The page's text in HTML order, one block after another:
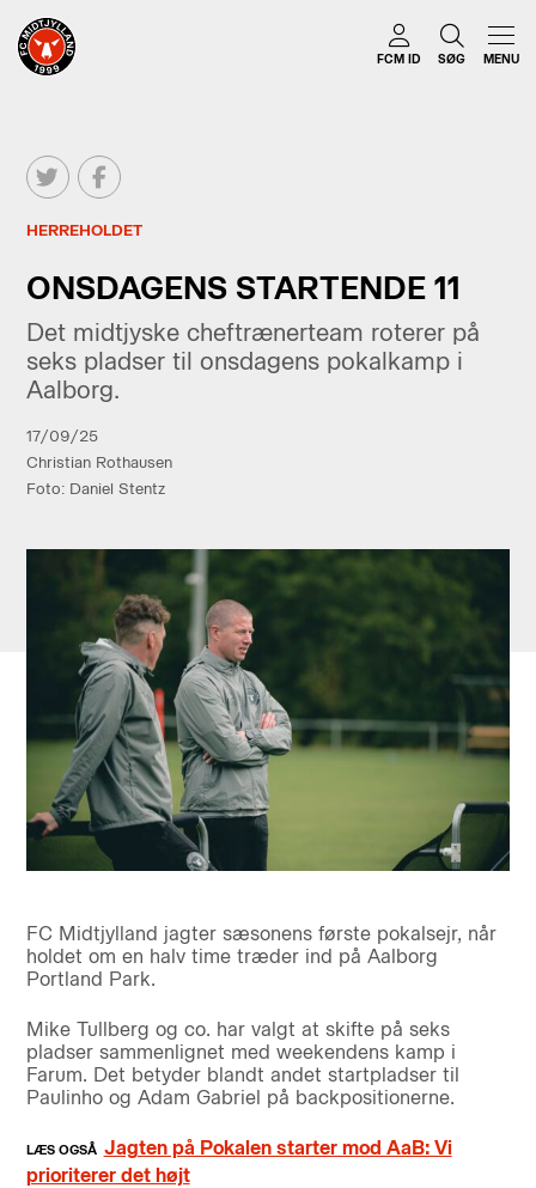
FCM ID SØG MENU
HERREHOLDET
ONSDAGENS STARTENDE 11
Det midtjyske cheftrænerteam roterer på
seks pladser til onsdagens pokalkamp i
Aalborg.
17/09/25
Christian Rothausen
Foto: Daniel Stentz
FC Midtjylland jagter sæsonens første pokalsejr, når
holdet om en halv time træder ind på Aalborg
Portland Park.
Mike Tullberg og co. har valgt at skifte på seks
pladser sammenlignet med weekendens kamp i
Farum. Det betyder blandt andet startpladser til
Paulinho og Adam Gabriel på backpositionerne.
Jagten på Pokalen starter mod AaB: Vi
prioriterer det højt